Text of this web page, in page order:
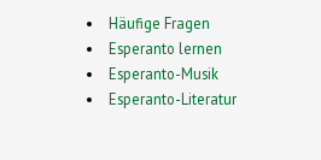
Häufige Fragen
Esperanto lernen
Esperanto-Musik
Esperanto-Literatur